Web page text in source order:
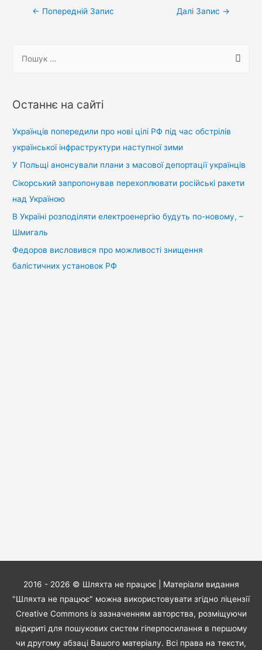
Навігація
← Попередній Запис Далі Запис →
у
:
Останнє на сайті
Українців попередили про нові цілі РФ під час обстрілів
української інфраструктури наступної зими
У Польщі анонсували плани з масової депортації українців
Сікорський запропонував перехоплювати російські ракети
над Україною
В Україні розподіляти електроенергію будуть по-новому, –
Шмигаль
Федоров висловився про можливості знищення
балістичних установок РФ
2016 - 2026 © Шляхта не працює| Матеріали видання
"Шляхта не працює" можна використовувати згідно ліцензії
Creative Commons із зазначенням авторства, розміщуючи
відкриті для пошукових систем гіперпосилання в першому
чи другому абзаці Вашого матеріалу. Всі права на тексти,